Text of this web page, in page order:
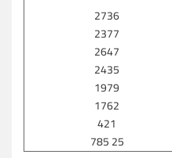
2736
2377
2647
2435
1979
1762
421
25 785